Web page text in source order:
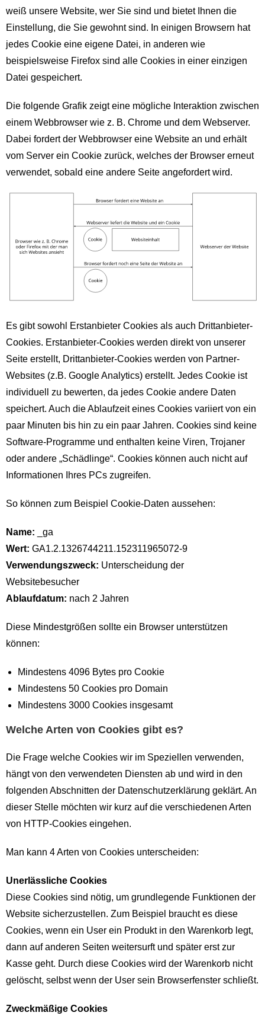
weiß unsere Website, wer Sie sind und bietet Ihnen die
Einstellung, die Sie gewohnt sind. In einigen Browsern hat
jedes Cookie eine eigene Datei, in anderen wie
beispielsweise Firefox sind alle Cookies in einer einzigen
Datei gespeichert.
Die folgende Grafik zeigt eine mögliche Interaktion zwischen
einem Webbrowser wie z. B. Chrome und dem Webserver.
Dabei fordert der Webbrowser eine Website an und erhält
vom Server ein Cookie zurück, welches der Browser erneut
verwendet, sobald eine andere Seite angefordert wird.
Es gibt sowohl Erstanbieter Cookies als auch Drittanbieter-
Cookies. Erstanbieter-Cookies werden direkt von unserer
Seite erstellt, Drittanbieter-Cookies werden von Partner-
Websites (z.B. Google Analytics) erstellt. Jedes Cookie ist
individuell zu bewerten, da jedes Cookie andere Daten
speichert. Auch die Ablaufzeit eines Cookies variiert von ein
paar Minuten bis hin zu ein paar Jahren. Cookies sind keine
Software-Programme und enthalten keine Viren, Trojaner
oder andere „Schädlinge“. Cookies können auch nicht auf
Informationen Ihres PCs zugreifen.
So können zum Beispiel Cookie-Daten aussehen:
Name: _ga
Wert: GA1.2.1326744211.152311965072-9
Verwendungszweck: Unterscheidung der
Websitebesucher
Ablaufdatum: nach 2 Jahren
Diese Mindestgrößen sollte ein Browser unterstützen
können:
Mindestens 4096 Bytes pro Cookie
Mindestens 50 Cookies pro Domain
Mindestens 3000 Cookies insgesamt
Welche Arten von Cookies gibt es?
Die Frage welche Cookies wir im Speziellen verwenden,
hängt von den verwendeten Diensten ab und wird in den
folgenden Abschnitten der Datenschutzerklärung geklärt. An
dieser Stelle möchten wir kurz auf die verschiedenen Arten
von HTTP-Cookies eingehen.
Man kann 4 Arten von Cookies unterscheiden:
Unerlässliche Cookies
Diese Cookies sind nötig, um grundlegende Funktionen der
Website sicherzustellen. Zum Beispiel braucht es diese
Cookies, wenn ein User ein Produkt in den Warenkorb legt,
dann auf anderen Seiten weitersurft und später erst zur
Kasse geht. Durch diese Cookies wird der Warenkorb nicht
gelöscht, selbst wenn der User sein Browserfenster schließt.
Zweckmäßige Cookies